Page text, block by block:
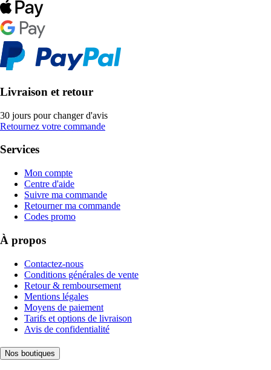
Livraison et retour
30 jours pour changer d'avis
Retournez votre commande
Services
Mon compte
Centre d'aide
Suivre ma commande
Retourner ma commande
Codes promo
À propos
Contactez-nous
Conditions générales de vente
Retour & remboursement
Mentions légales
Moyens de paiement
Tarifs et options de livraison
Avis de confidentialité
Nos boutiques